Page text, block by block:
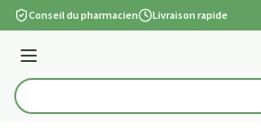
Aller au contenu
Conseil du pharmacien Livraison rapide
Menu
Rechercher